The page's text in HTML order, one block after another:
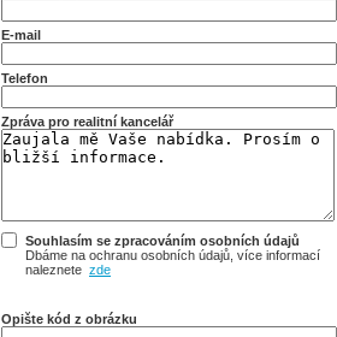
E-mail
Telefon
Zpráva pro realitní kancelář
Souhlasím se zpracováním osobních údajů
Dbáme na ochranu osobních údajů, více informací
naleznete zde
Opište kód z obrázku